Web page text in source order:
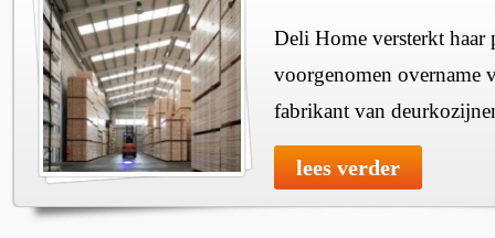
Deli Home versterkt haar
voorgenomen overname
fabrikant van
lees verder